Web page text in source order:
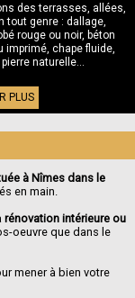
des terrasses, allées,
tout genre : dallage,
rouge ou noir, béton
imprimé, chape fluide,
naturelle...
PLUS
à Nîmes dans le
en main.
rénovation intérieure ou
oeuvre que dans le
mener à bien votre